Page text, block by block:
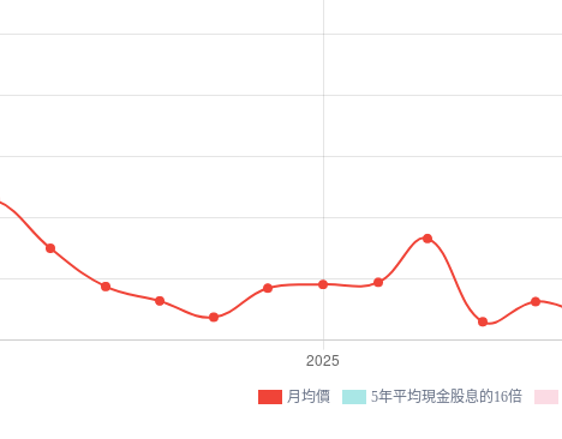
月均價 5年平均現金股息的16倍